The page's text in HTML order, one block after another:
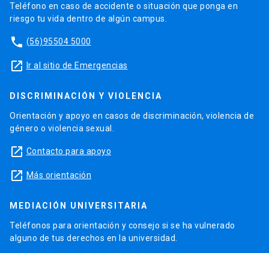
Teléfono en caso de accidente o situación que ponga en
riesgo tu vida dentro de algún campus.
phone (56)95504 5000
launch Ir al sitio de Emergencias
DISCRIMINACIÓN Y VIOLENCIA
Orientación y apoyo en casos de discriminación, violencia de
género o violencia sexual.
launch Contacto para apoyo
launch Más orientación
MEDIACIÓN UNIVERSITARIA
Teléfonos para orientación y consejo si se ha vulnerado
alguno de tus derechos en la universidad.